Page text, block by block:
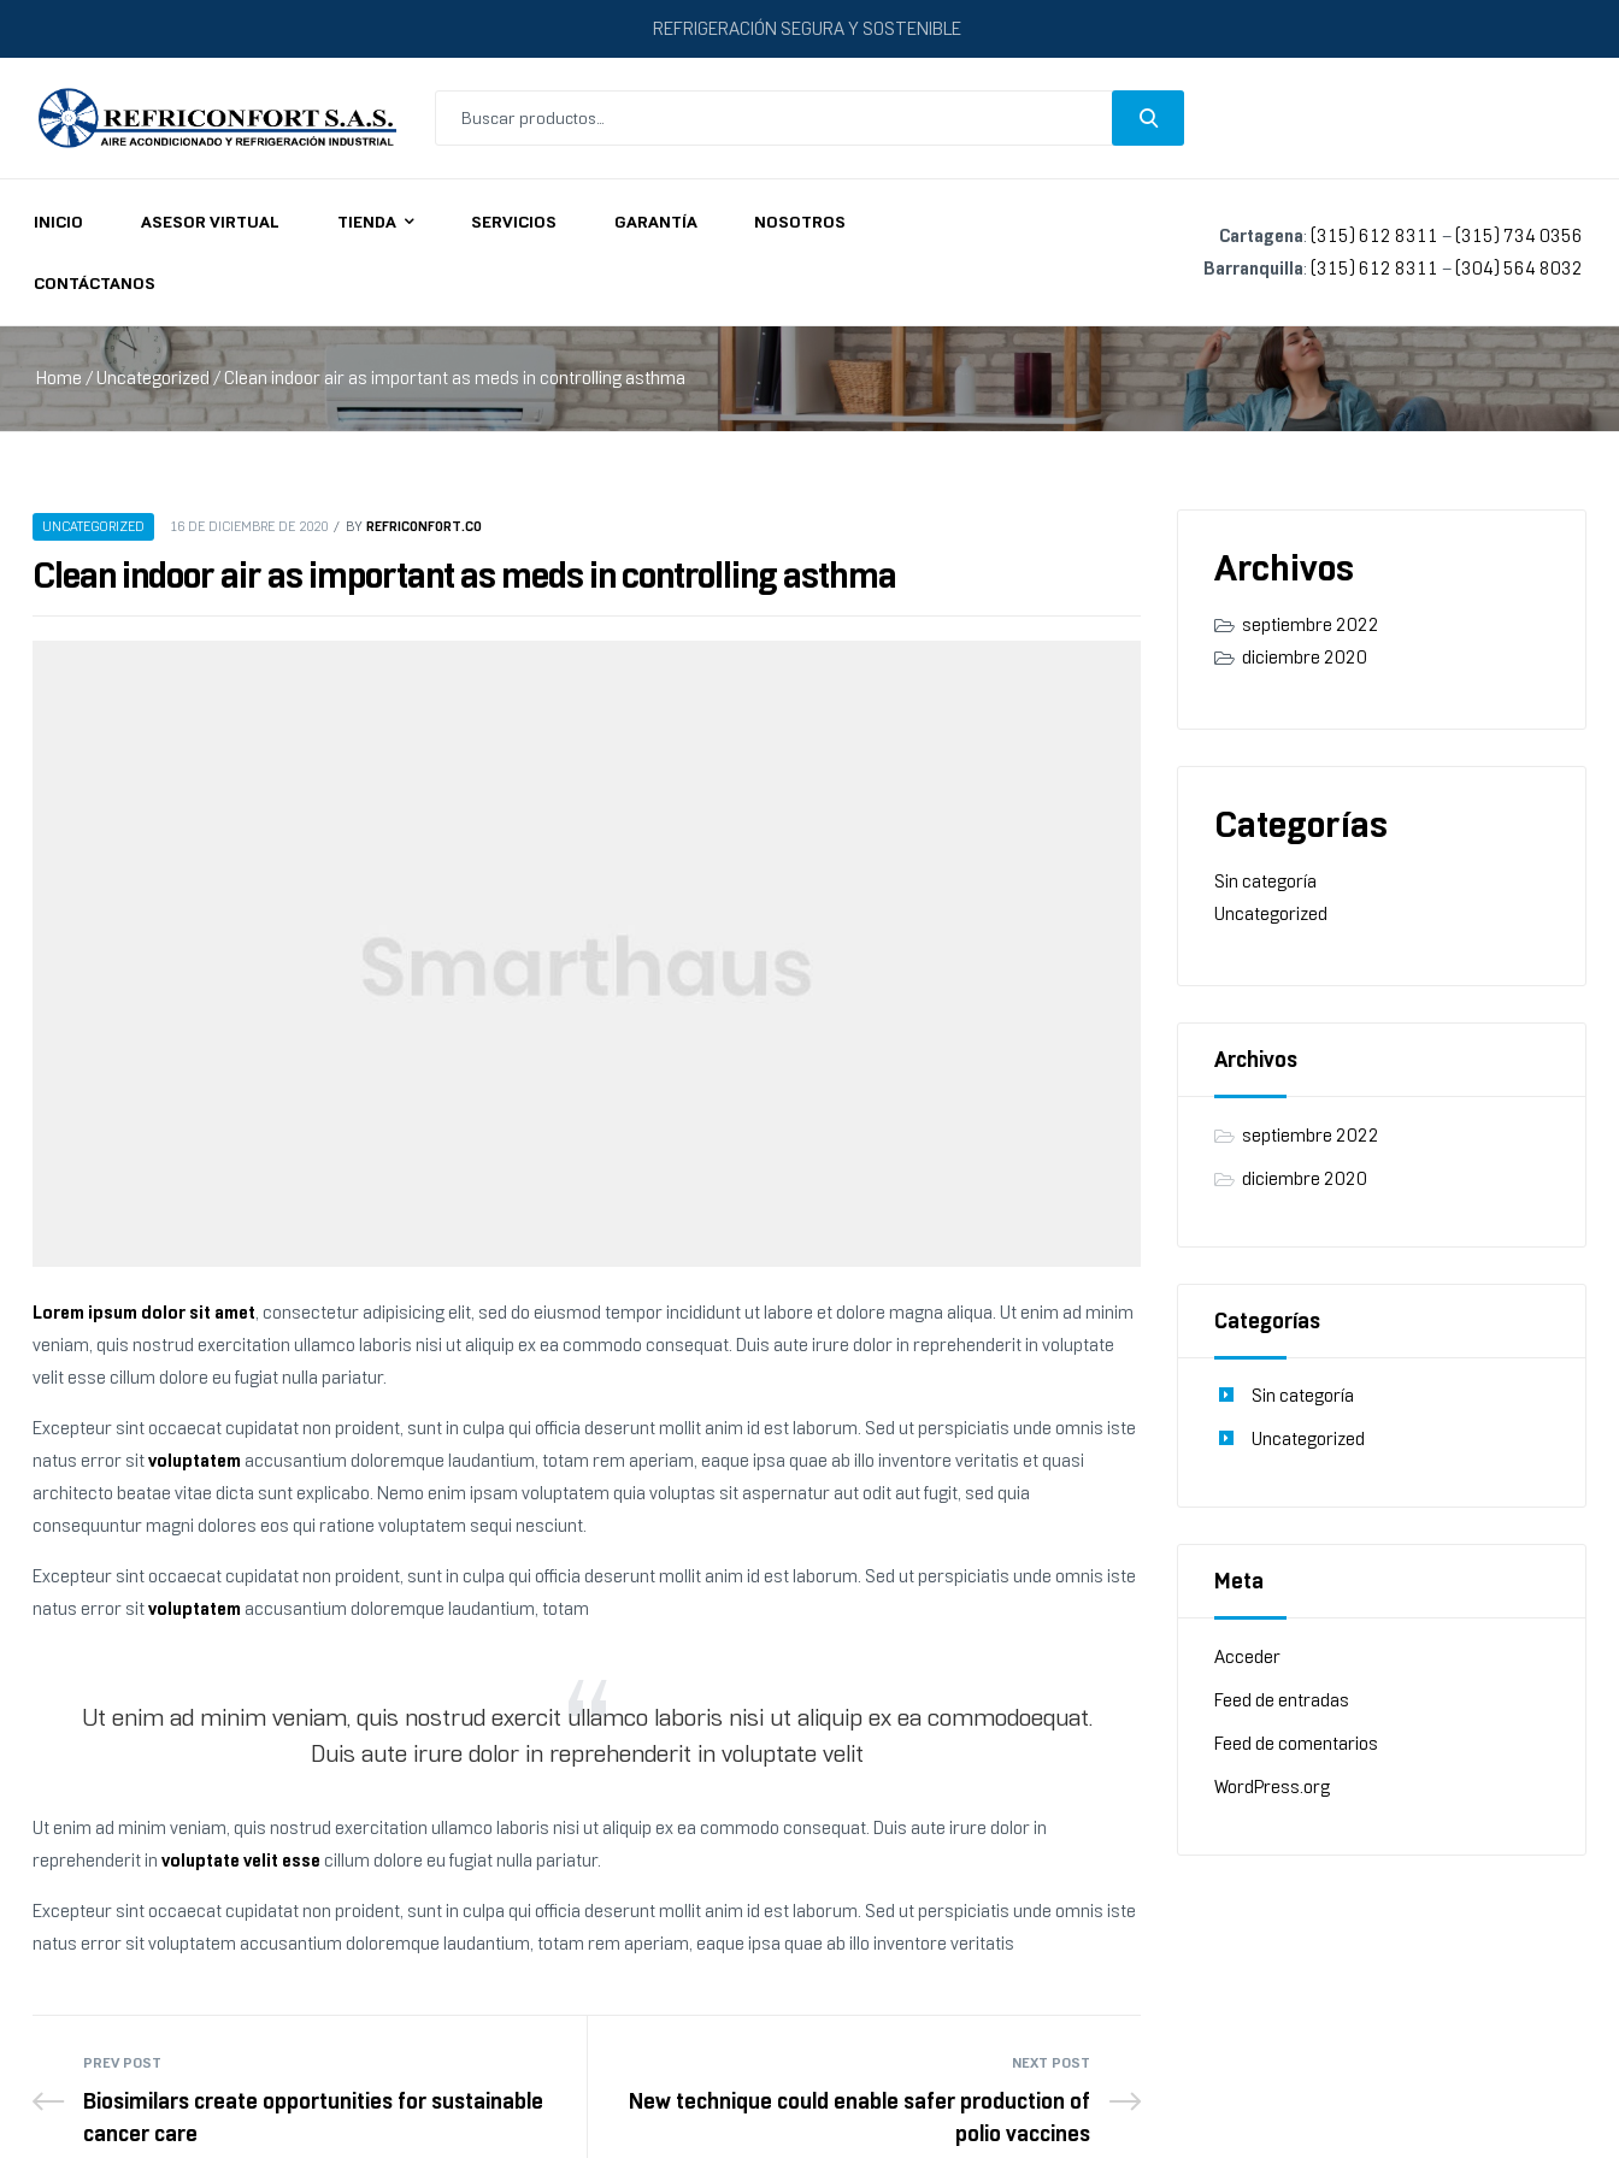
REFRIGERACIÓN SEGURA Y SOSTENIBLE
Aires
y
INICIO ASESOR VIRTUAL TIENDA SERVICIOS GARANTÍA NOSOTROS
CONTÁCTANOS
Cartagena: (315) 612 8311 –(315) 734 0356
Barranquilla: (315) 612 8311 –(304) 564 8032
Home / Uncategorized / Clean indoor air as important as meds in controlling asthma
UNCATEGORIZED 16 DE DICIEMBRE DE 2020 BY REFRICONFORT.CO
Clean indoor air as important as meds in controlling asthma
Lorem ipsum dolor sit amet, consectetur adipisicing elit, sed do eiusmod tempor incididunt ut labore et dolore magna aliqua. Ut enim ad minim
veniam, quis nostrud exercitation ullamco laboris nisi ut aliquip ex ea commodo consequat. Duis aute irure dolor in reprehenderit in voluptate
velit esse cillum dolore eu fugiat nulla pariatur.
Excepteur sint occaecat cupidatat non proident, sunt in culpa qui officia deserunt mollit anim id est laborum. Sed ut perspiciatis unde omnis iste
natus error sitvoluptatem accusantium doloremque laudantium, totam rem aperiam, eaque ipsa quae ab illo inventore veritatis et quasi
architecto beatae vitae dicta sunt explicabo. Nemo enim ipsam voluptatem quia voluptas sit aspernatur aut odit aut fugit, sed quia
consequuntur magni dolores eos qui ratione voluptatem sequi nesciunt.
Excepteur sint occaecat cupidatat non proident, sunt in culpa qui officia deserunt mollit anim id est laborum. Sed ut perspiciatis unde omnis iste
natus error sitvoluptatem accusantium doloremque laudantium, totam
Ut enim ad minim veniam, quis nostrud exercit ullamco laboris nisi ut aliquip ex ea commodoequat.
Duis aute irure dolor in reprehenderit in voluptate velit
Ut enim ad minim veniam, quis nostrud exercitation ullamco laboris nisi ut aliquip ex ea commodo consequat. Duis aute irure dolor in
reprehenderit in voluptate velit esse cillum dolore eu fugiat nulla pariatur.
Excepteur sint occaecat cupidatat non proident, sunt in culpa qui officia deserunt mollit anim id est laborum. Sed ut perspiciatis unde omnis iste
natus error sit voluptatem accusantium doloremque laudantium, totam rem aperiam, eaque ipsa quae ab illo inventore veritatis
PREV POST
Biosimilars create opportunities for sustainable
cancer care
NEXT POST
New technique could enable safer production of
polio vaccines
Archivos
septiembre 2022
diciembre 2020
Categorías
Sin categoría
Uncategorized
Archivos
septiembre 2022
diciembre 2020
Categorías
Sin categoría
Uncategorized
Meta
Acceder
Feed de entradas
Feed de comentarios
WordPress.org